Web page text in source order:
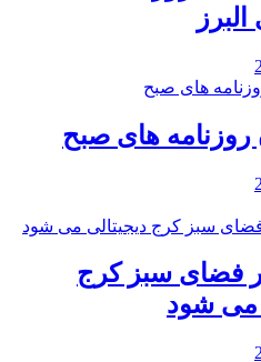
روزنامه های صبح
فضای سبز کرج
می شود